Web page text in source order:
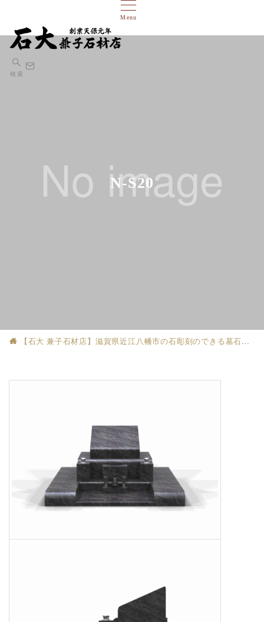
Menu
検索
N-S20
【石大 兼子石材店】滋賀県近江八幡市の石彫刻のできる墓石店